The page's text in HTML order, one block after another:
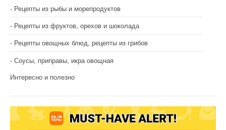
Рецепты из рыбы и морепродуктов
Рецепты из фруктов, орехов и шоколада
Рецепты овощных блюд, рецепты из грибов
Соусы, приправы, икра овощная
Интересно и полезно